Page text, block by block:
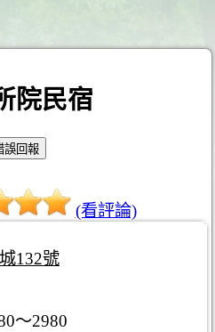
院民宿
(看評論)
132號
～2980